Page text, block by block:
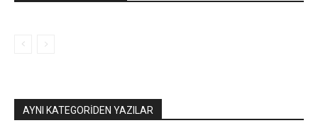
AYNI KATEGORIDEN YAZILAR